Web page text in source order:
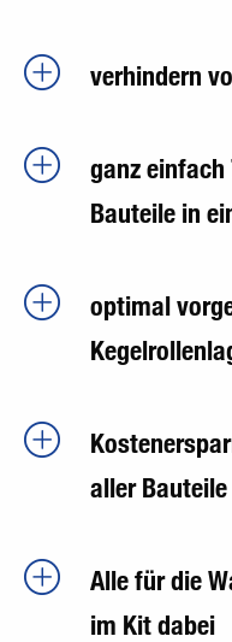
verhindern
ganz
Bauteile in
optimal
aller Bauteile
Alle für die
im Kit dabei